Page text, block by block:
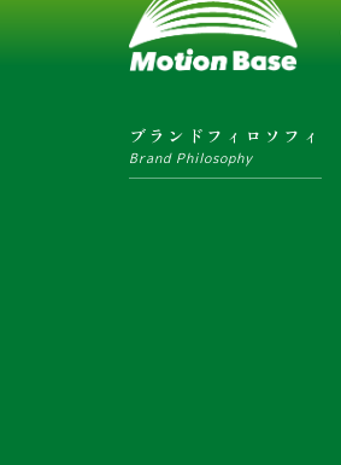
ブランドフィロソフィ
Brand Philosophy